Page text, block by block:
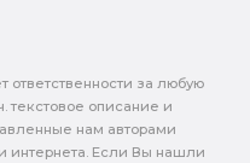
ответственности за любую
текстовое описание и
нам авторами
интернета. Если Вы нашли